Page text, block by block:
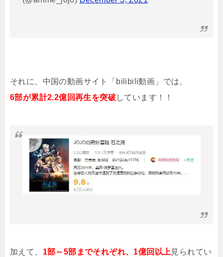
それに、中国の動画サイト「bilibili動画」では、
6部が累計2.2億回再生を突破しています！！
加えて、 1部～5部までそれぞれ、1億回以上 見られてい